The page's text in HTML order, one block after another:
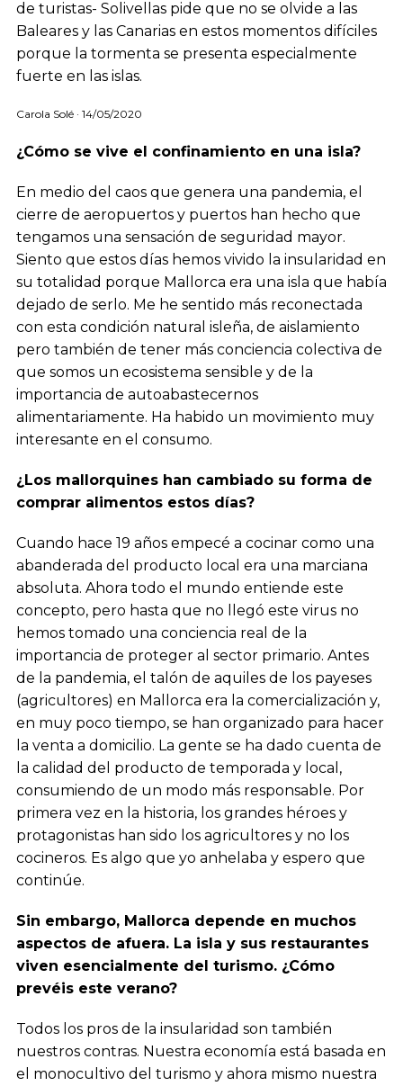
de turistas- Solivellas pide que no se olvide a las
Baleares y las Canarias en estos momentos difíciles
porque la tormenta se presenta especialmente
fuerte en las islas.
Carola Solé · 14/05/2020
¿Cómo se vive el confinamiento en una isla?
En medio del caos que genera una pandemia, el
cierre de aeropuertos y puertos han hecho que
tengamos una sensación de seguridad mayor.
Siento que estos días hemos vivido la insularidad en
su totalidad porque Mallorca era una isla que había
dejado de serlo. Me he sentido más reconectada
con esta condición natural isleña, de aislamiento
pero también de tener más conciencia colectiva de
que somos un ecosistema sensible y de la
importancia de autoabastecernos
alimentariamente. Ha habido un movimiento muy
interesante en el consumo.
¿Los mallorquines han cambiado su forma de
comprar alimentos estos días?
Cuando hace 19 años empecé a cocinar como una
abanderada del producto local era una marciana
absoluta. Ahora todo el mundo entiende este
concepto, pero hasta que no llegó este virus no
hemos tomado una conciencia real de la
importancia de proteger al sector primario. Antes
de la pandemia, el talón de aquiles de los payeses
(agricultores) en Mallorca era la comercialización y,
en muy poco tiempo, se han organizado para hacer
la venta a domicilio. La gente se ha dado cuenta de
la calidad del producto de temporada y local,
consumiendo de un modo más responsable. Por
primera vez en la historia, los grandes héroes y
protagonistas han sido los agricultores y no los
cocineros. Es algo que yo anhelaba y espero que
continúe.
Sin embargo, Mallorca depende en muchos
aspectos de afuera. La isla y sus restaurantes
viven esencialmente del turismo. ¿Cómo
prevéis este verano?
Todos los pros de la insularidad son también
nuestros contras. Nuestra economía está basada en
el monocultivo del turismo y ahora mismo nuestra